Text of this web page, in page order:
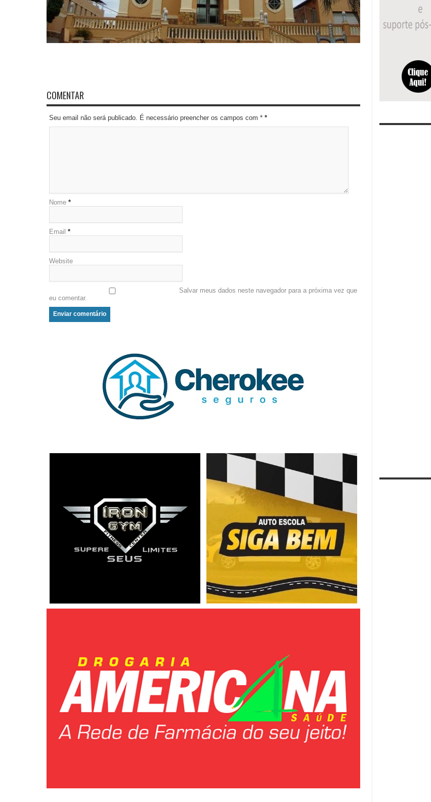
COMENTAR
Seu email não será publicado. É necessário preencher os campos com * *
Nome *
Email *
Website
Salvar meus dados neste navegador para a próxima vez que
eu comentar.